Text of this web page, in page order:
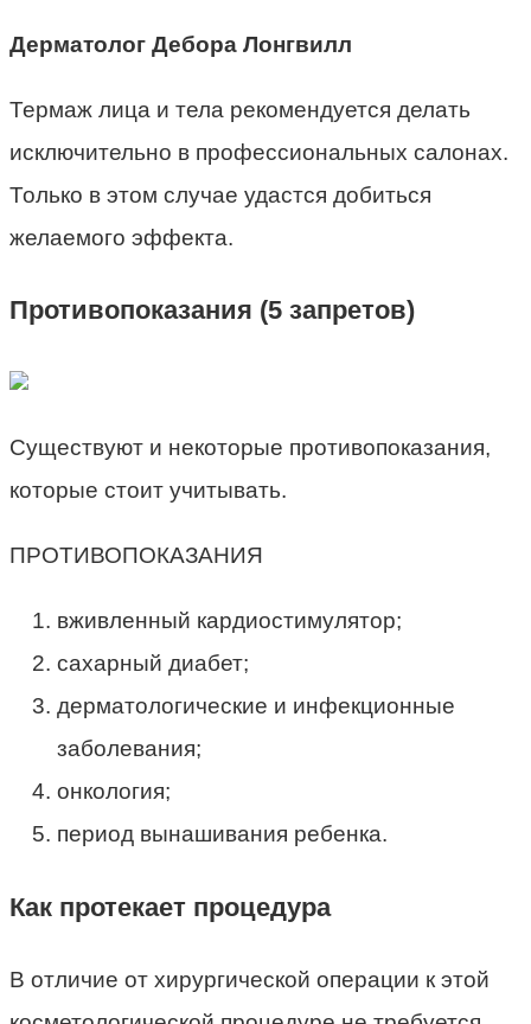
Дерматолог Дебора Лонгвилл
Термаж лица и тела рекомендуется делать
исключительно в профессиональных салонах.
Только в этом случае удастся добиться
желаемого эффекта.
Противопоказания (5 запретов)
Существуют и некоторые противопоказания,
которые стоит учитывать.
ПРОТИВОПОКАЗАНИЯ
вживленный кардиостимулятор;
сахарный диабет;
дерматологические и инфекционные
заболевания;
онкология;
период вынашивания ребенка.
Как протекает процедура
В отличие от хирургической операции к этой